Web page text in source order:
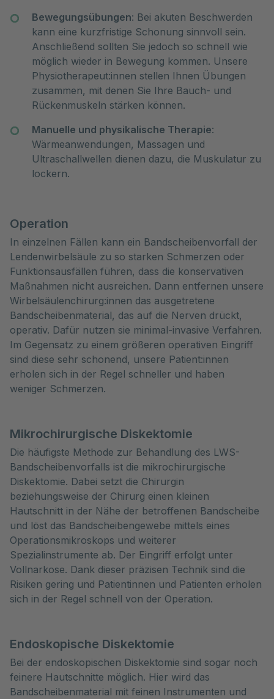
Bewegungsübungen: Bei akuten Beschwerden
kann eine kurzfristige Schonung sinnvoll sein.
Anschließend sollten Sie jedoch so schnell wie
möglich wieder in Bewegung kommen. Unsere
Physiotherapeut:innen stellen Ihnen Übungen
zusammen, mit denen Sie Ihre Bauch- und
Rückenmuskeln stärken können.
Manuelle und physikalische Therapie:
Wärmeanwendungen, Massagen und
Ultraschallwellen dienen dazu, die Muskulatur zu
lockern.
Operation
In einzelnen Fällen kann ein Bandscheibenvorfall der
Lendenwirbelsäule zu so starken Schmerzen oder
Funktionsausfällen führen, dass die konservativen
Maßnahmen nicht ausreichen. Dann entfernen unsere
Wirbelsäulenchirurg:innen das ausgetretene
Bandscheibenmaterial, das auf die Nerven drückt,
operativ. Dafür nutzen sie minimal-invasive Verfahren.
Im Gegensatz zu einem größeren operativen Eingriff
sind diese sehr schonend, unsere Patient:innen
erholen sich in der Regel schneller und haben
weniger Schmerzen.
Mikrochirurgische Diskektomie
Die häufigste Methode zur Behandlung des LWS-
Bandscheibenvorfalls ist die mikrochirurgische
Diskektomie. Dabei setzt die Chirurgin
beziehungsweise der Chirurg einen kleinen
Hautschnitt in der Nähe der betroffenen Bandscheibe
und löst das Bandscheibengewebe mittels eines
Operationsmikroskops und weiterer
Spezialinstrumente ab. Der Eingriff erfolgt unter
Vollnarkose. Dank dieser präzisen Technik sind die
Risiken gering und Patientinnen und Patienten erholen
sich in der Regel schnell von der Operation.
Endoskopische Diskektomie
Bei der endoskopischen Diskektomie sind sogar noch
feinere Hautschnitte möglich. Hier wird das
Bandscheibenmaterial mit feinen Instrumenten und